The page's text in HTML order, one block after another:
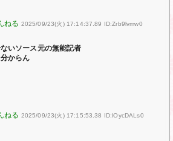
2025/09/23(火) 17:14:37.89 ID:Zrb9lvmw0
いソース元の無能記者
からん
2025/09/23(火) 17:15:53.38 ID:lOycDALs0